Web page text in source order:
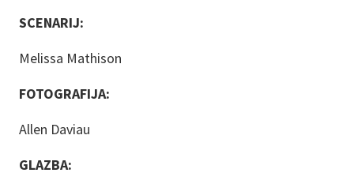
SCENARIJ:
Melissa Mathison
FOTOGRAFIJA:
Allen Daviau
GLAZBA: